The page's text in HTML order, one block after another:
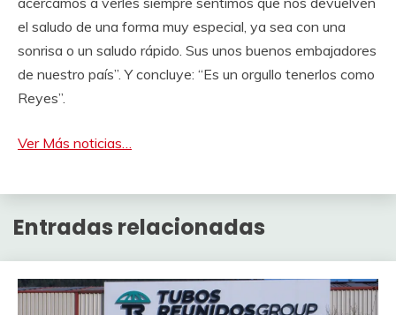
el saludo de una forma muy especial, ya sea con una
sonrisa o un saludo rápido. Sus unos buenos embajadores
de nuestro país”. Y concluye: “Es un orgullo tenerlos como
Reyes”.
Ver Más noticias…
Entradas relacionadas